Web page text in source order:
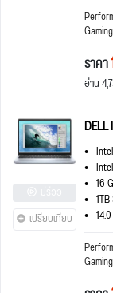
Gaming
ราคา
อ่าน
เปรียบเทียบ
16
Gaming